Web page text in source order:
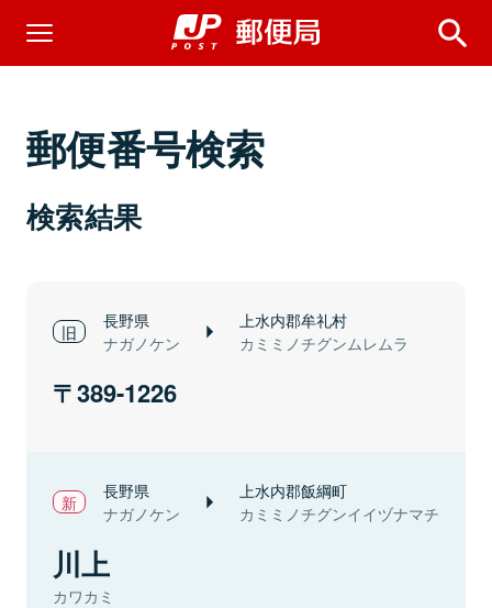
郵便番号検索
検索結果
長野県
ナガノケン
上水内郡牟礼村
カミミノチグンムレムラ
389-1226
長野県
ナガノケン
上水内郡飯綱町
カミミノチグンイイヅナマチ
川上
カワカミ